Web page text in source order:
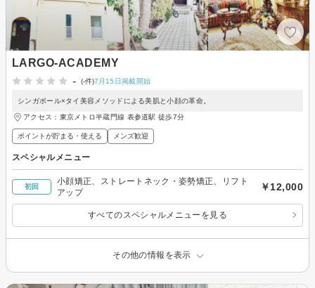
LARGO-ACADEMY
-
(-件)7月15日掲載開始
シンガポール×タイ美容メソッドによる美肌と小顔の革命。
アクセス：東京メトロ半蔵門線 表参道駅 徒歩7分
ポイントが貯まる・使える メンズ歓迎
スペシャルメニュー
初回
小顔矯正、ストレートネック・姿勢矯正、リフト
アップ
￥12,000
すべてのスペシャルメニューを見る
その他の情報を表示